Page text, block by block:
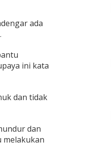
ada
ini kata
dan tidak
dan
melakukan